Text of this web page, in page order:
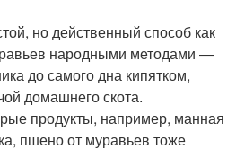
но действенный способ как
народными методами ―
до самого дна кипятком,
домашнего скота.
продукты, например, манная
пшено от муравьев тоже